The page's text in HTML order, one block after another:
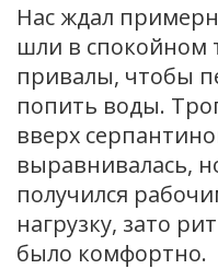
Нас ждал
шли в спокойном
привалы, чтобы
попить воды.
вверх
выравнивалась,
получился
нагрузку, зато
было комфортно.